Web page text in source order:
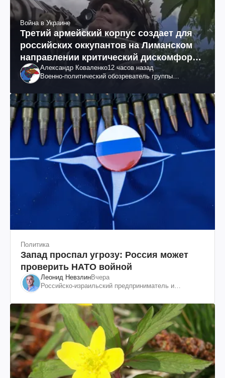
Война в Украине
Третий армейский корпус создает для
российских оккупантов на Лиманском
направлении критический дискомфорт:
как это удалось
Александр Коваленко12 часов назад
Военно-политический обозреватель группы
Политика
Запад проспал угрозу: Россия может
проверить НАТО войной
Леонид НевзлинВчера
Российско-израильский предприниматель и
"ЮКОСа"